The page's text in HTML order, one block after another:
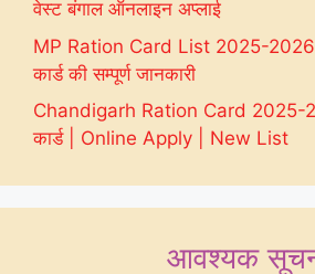
वेस्ट बंगाल ऑनलाइन अप्लाई
MP Ration Card List 2025-2026
कार्ड की सम्पूर्ण जानकारी
Chandigarh Ration Card 2025-
कार्ड | Online Apply | New List
आवश्यक